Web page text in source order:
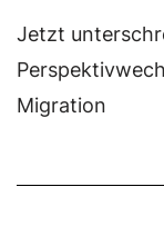
Jetzt
Migration